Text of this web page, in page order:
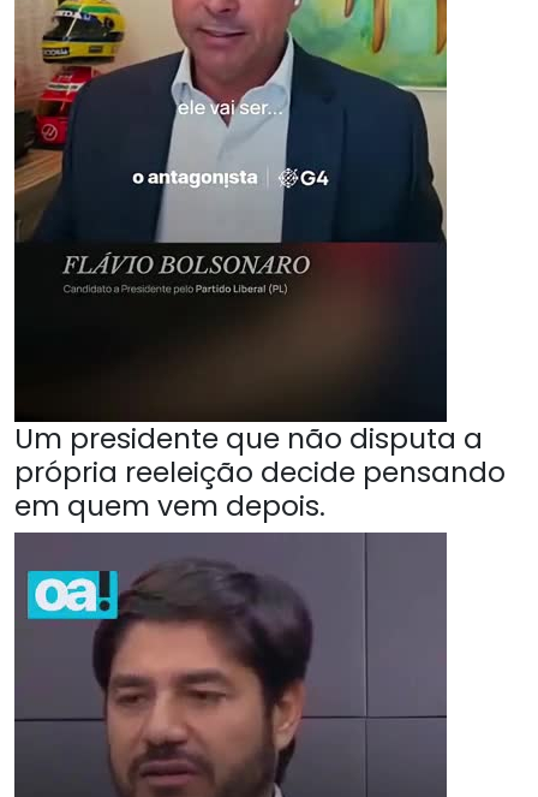
Um presidente que não disputa a
própria reeleição decide pensando
em quem vem depois.